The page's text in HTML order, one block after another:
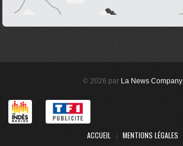
© 2026 par La News Company
ACCUEIL MENTIONS LÉGALES